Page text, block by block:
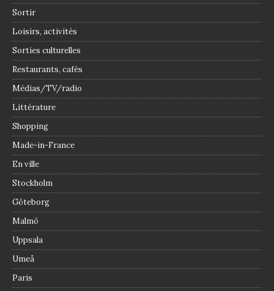
Sortir
Loisirs, activités
Sorties culturelles
Restaurants, cafés
Médias/TV/radio
Littérature
Shopping
Made-in-France
En ville
Stockholm
Göteborg
Malmö
Uppsala
Umeå
Paris